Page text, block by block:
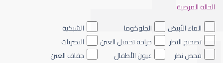
الجراحة التجميلية للعيون
الحالة المرضية
الماء الأبيض
الجلوكوما
الشبكية
تصحيح النظر
جراحة تجميل العين
البصريات
فحص نظر
عيون الأطفال جفاف العين